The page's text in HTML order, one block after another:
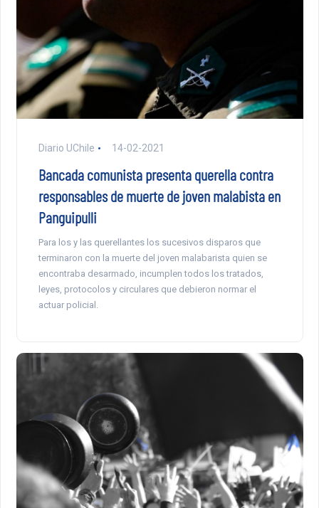
Diario UChile 14-02-2021
Bancada comunista presenta querella contra
responsables de muerte de joven malabista en
Panguipulli
Para los y las querellantes los sucesivos disparos que
terminaron con la muerte del joven malabarista quien se
encontraba desarmado, incumplen todos los tratados,
leyes, protocolos y circulares que debieron normar el
actuar policial.